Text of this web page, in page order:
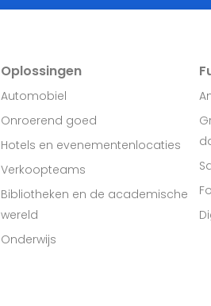
Oplossingen
Automobiel
Onroerend goed
Hotels en evenementenlocaties
Verkoopteams
Bibliotheken en de academische
wereld
Onderwijs